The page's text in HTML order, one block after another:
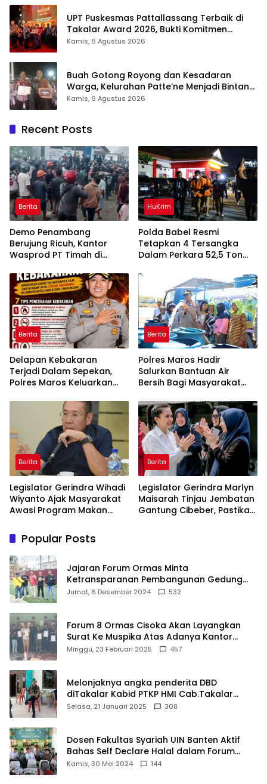
UPT Puskesmas Pattallassang Terbaik di
Takalar Award 2026, Bukti Komitmen
Hadirkan Pelayanan Kesehatan Berkualitas
Kamis, 6 Agustus 2026
Buah Gotong Royong dan Kesadaran
Warga, Kelurahan Patte’ne Menjadi Bintang
Takalar Award 2026
Kamis, 6 Agustus 2026
Recent Posts
Berita
Demo Penambang
Berujung Ricuh, Kantor
Wasprod PT Timah di
HuKrim
Polda Babel Resmi
Tetapkan 4 Tersangka
Dalam Perkara 52,5 Ton
Belitung
Berita
Delapan Kebakaran
Terjadi Dalam Sepekan,
Polres Maros Keluarkan
Masyarakat
Berita
Polres Maros Hadir
Salurkan Bantuan Air
Bersih Bagi Masyarakat
Di Maros
Berita
Legislator Gerindra Wihadi
Wiyanto Ajak Masyarakat
Awasi Program Makan
Sasaran
Berita
Legislator Gerindra Marlyn
Maisarah Tinjau Jembatan
Gantung Cibeber, Pastikan
Popular Posts
Jajaran Forum Ormas Minta
Ketransparanan Pembangunan Gedung
Damkar Di Kecamatan Cisoka
Jumat, 6 Desember 2024 532
Forum 8 Ormas Cisoka Akan Layangkan
Surat Ke Muspika Atas Adanya Kantor
Matel di Cisoka
Minggu, 23 Februari 2025 457
Melonjaknya angka penderita DBD
diTakalar Kabid PTKP HMI Cab.Takalar
angkat bicara
Selasa, 21 Januari 2025 308
Dosen Fakultas Syariah UIN Banten Aktif
Bahas Self Declare Halal dalam Forum
Ijtima Ulama MUI
Kamis, 30 Mei 2024 144